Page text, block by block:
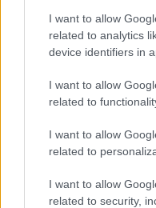
I want to allow
related to analytics
device identifiers in
I want to allow
related to
I want to allow
related to
I want to allow
related to security,
10 najčastejších
skrytých chýb, ktoré
prekvapiť